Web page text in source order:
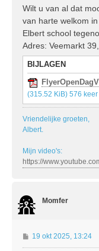
Wilt u van al dat
van harte welkom
Elbert school
Adres: Veemarkt
BIJLAGEN
(315.52 KiB) 576
Vriendelijke groeten,
Albert.
Mijn video's:
https://
Momfer
B
e
19 okt 2025, 13:24